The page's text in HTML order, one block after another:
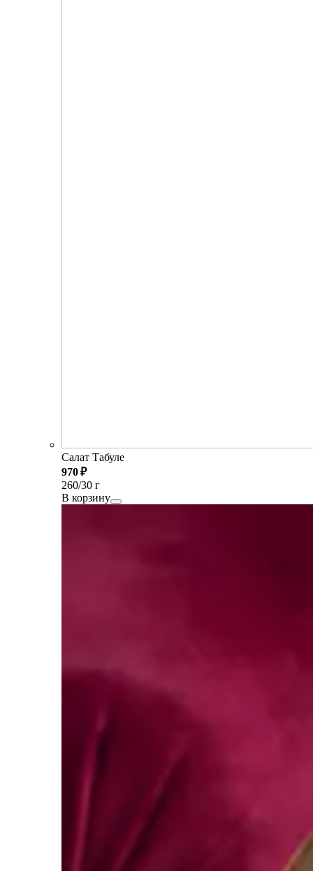
Салат Табуле
970 ₽
260/30 г
В корзину